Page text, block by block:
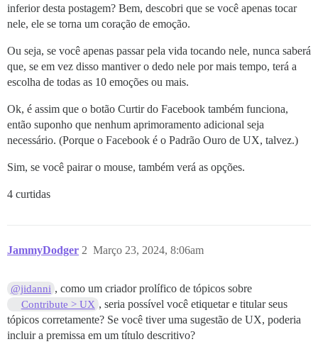
inferior desta postagem? Bem, descobri que se você apenas tocar
nele, ele se torna um coração de emoção.
Ou seja, se você apenas passar pela vida tocando nele, nunca saberá
que, se em vez disso mantiver o dedo nele por mais tempo, terá a
escolha de todas as 10 emoções ou mais.
Ok, é assim que o botão Curtir do Facebook também funciona,
então suponho que nenhum aprimoramento adicional seja
necessário. (Porque o Facebook é o Padrão Ouro de UX, talvez.)
Sim, se você pairar o mouse, também verá as opções.
4 curtidas
JammyDodger Março 23, 2024, 8:06am
2
@jidanni , como um criador prolífico de tópicos sobre
Contribute > UX , seria possível você etiquetar e titular seus
tópicos corretamente? Se você tiver uma sugestão de UX, poderia
incluir a premissa em um título descritivo?